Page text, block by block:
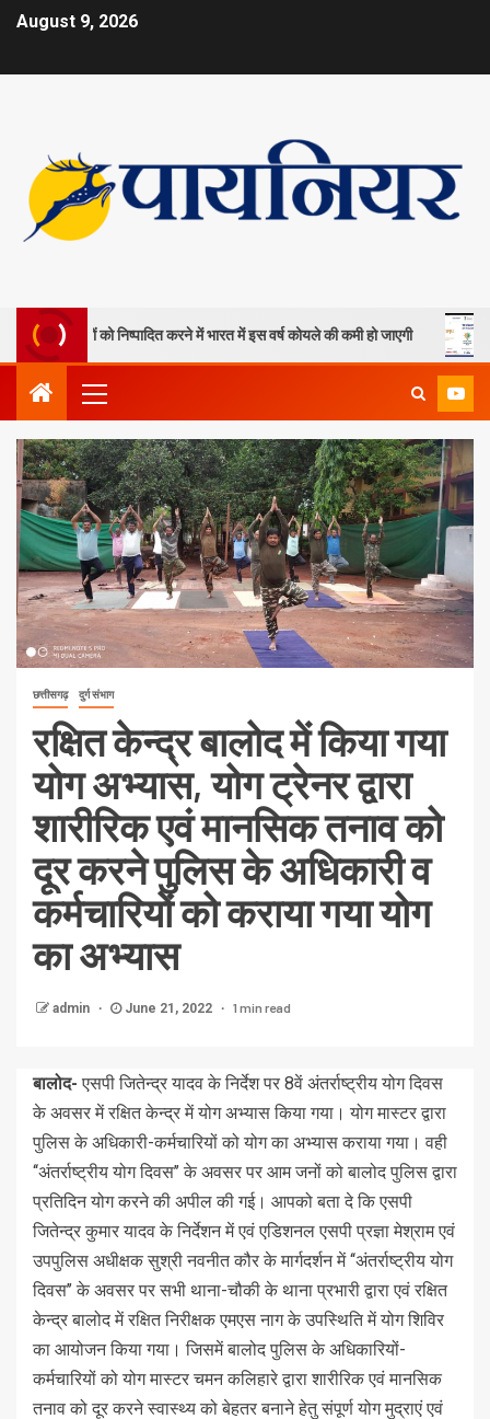
August 9, 2026
खदानों को निष्पादित करने में भारत में इस वर्ष कोयले की कमी हो जाएगी ओपी
छत्तीसगढ़ दुर्ग संभाग
रक्षित केन्द्र बालोद में किया गया
योग अभ्यास, योग ट्रेनर द्वारा
शारीरिक एवं मानसिक तनाव को
दूर करने पुलिस के अधिकारी व
कर्मचारियों को कराया गया योग
का अभ्यास
admin June 21, 2022 1 min read
बालोद- एसपी जितेन्द्र यादव के निर्देश पर 8वें अंतर्राष्ट्रीय योग दिवस
के अवसर में रक्षित केन्द्र में योग अभ्यास किया गया। योग मास्टर द्वारा
पुलिस के अधिकारी-कर्मचारियों को योग का अभ्यास कराया गया। वही
‘‘अंतर्राष्ट्रीय योग दिवस’’ के अवसर पर आम जनों को बालोद पुलिस द्वारा
प्रतिदिन योग करने की अपील की गई। आपको बता दे कि एसपी
जितेन्द्र कुमार यादव के निर्देशन में एवं एडिशनल एसपी प्रज्ञा मेश्राम एवं
उपपुलिस अधीक्षक सुश्री नवनीत कौर के मार्गदर्शन में ‘‘अंतर्राष्ट्रीय योग
दिवस’’ के अवसर पर सभी थाना-चौकी के थाना प्रभारी द्वारा एवं रक्षित
केन्द्र बालोद में रक्षित निरीक्षक एमएस नाग के उपस्थिति में योग शिविर
का आयोजन किया गया। जिसमें बालोद पुलिस के अधिकारियों-
कर्मचारियों को योग मास्टर चमन कलिहारे द्वारा शारीरिक एवं मानसिक
तनाव को दूर करने स्वास्थ्य को बेहतर बनाने हेतु संपूर्ण योग मुद्राएं एवं